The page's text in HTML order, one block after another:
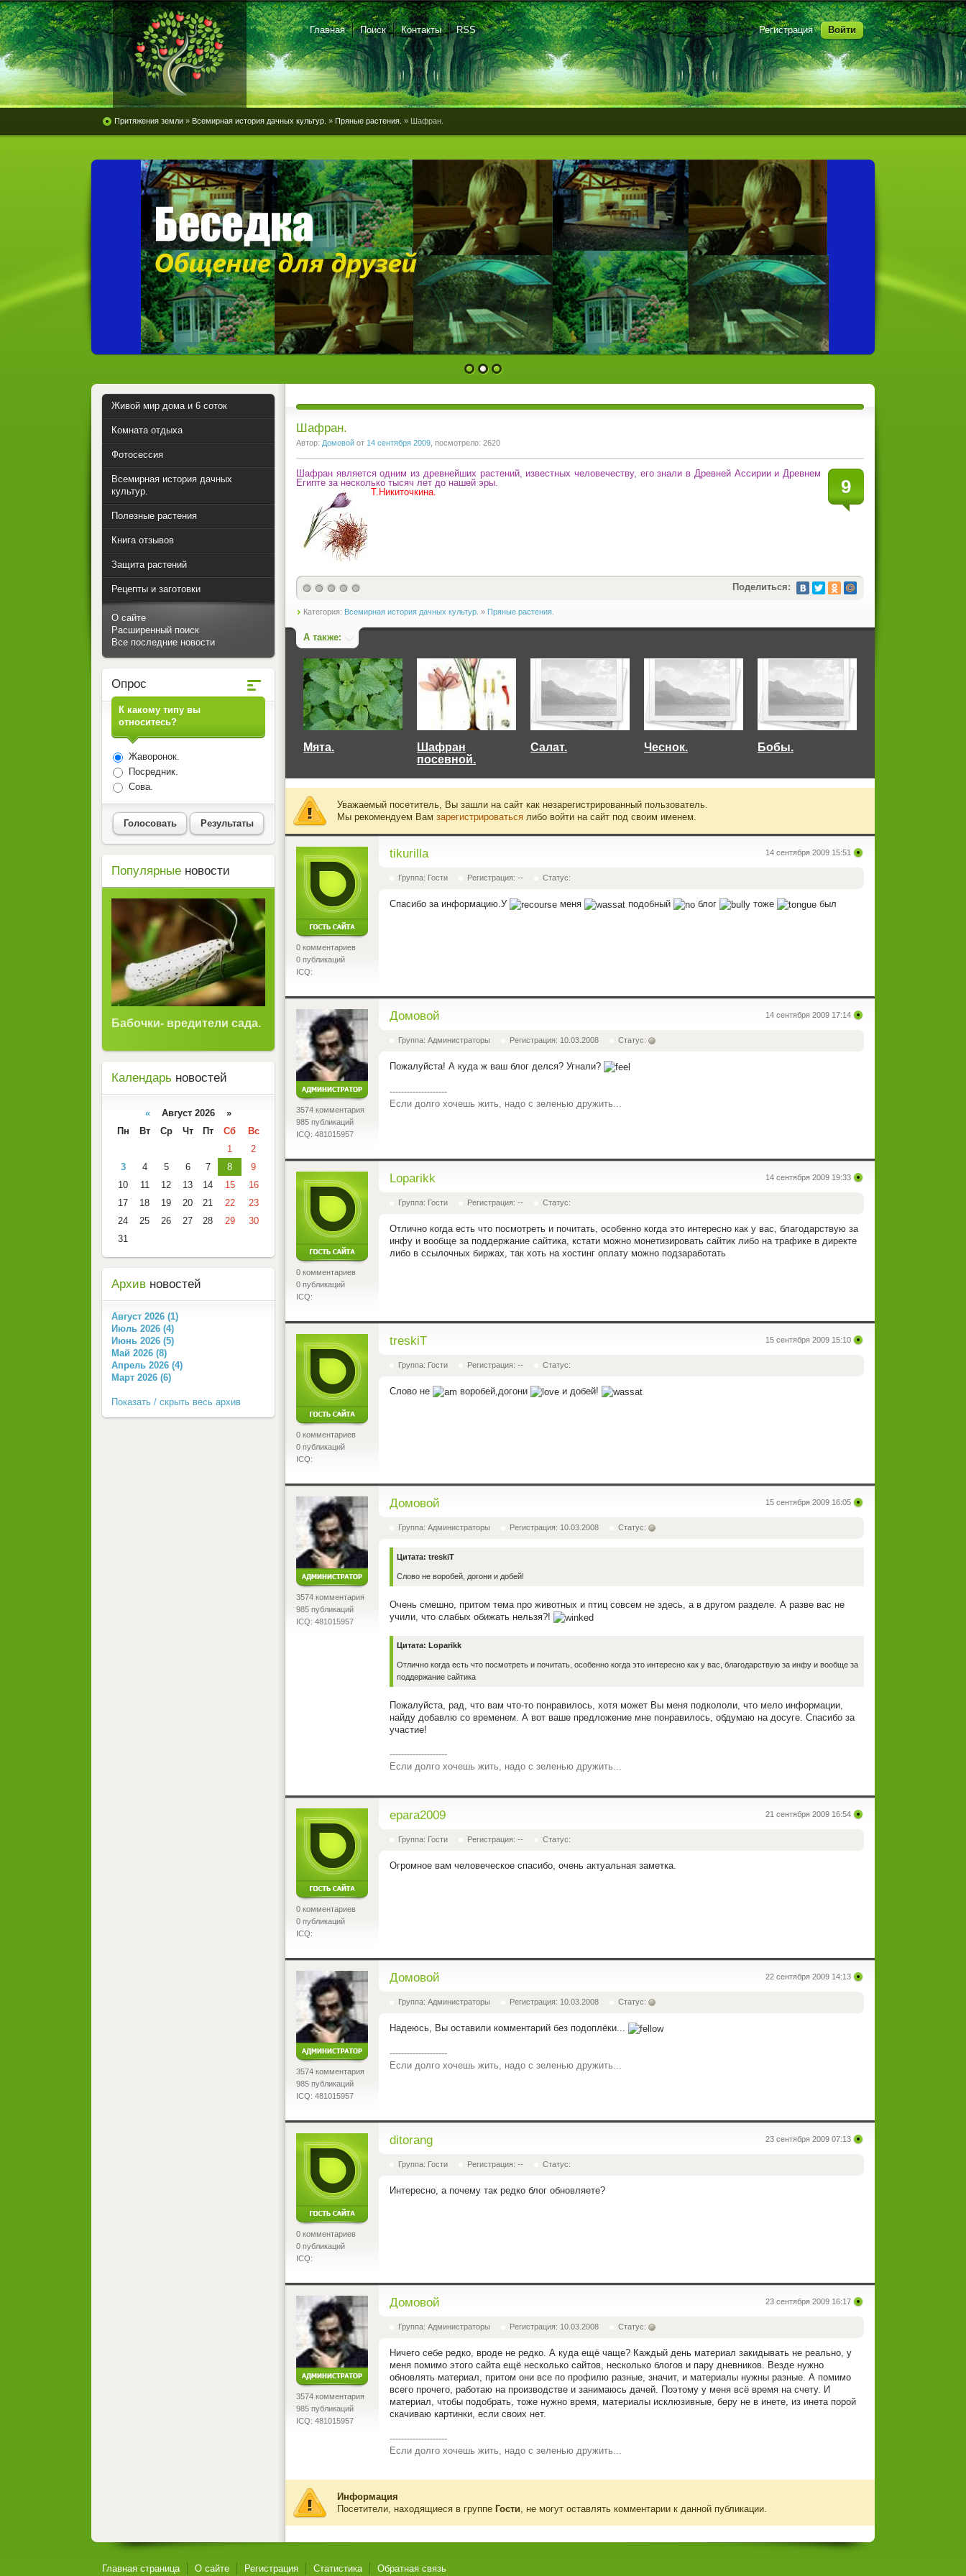
Регистрация Войти
Главная Поиск Контакты RSS
Притяжения земли » Всемирная история дачных культур. » Пряные растения. » Шафран.
1 2 3
Шафран.
Автор: Домовой от 14 сентября 2009 , посмотрело: 2620
9
Шафран является одним из древнейших растений, известных человечеству, его знали в Древней Ассирии и Древнем
Египте за несколько тысяч лет до нашей эры.
Т.Никиточкина.
Поделиться:
Категория: Всемирная история дачных культур. » Пряные растения.
А также:
Мята.
Шафран
посевной.
Салат. Чеснок. Бобы.
Уважаемый посетитель, Вы зашли на сайт как незарегистрированный пользователь.
Мы рекомендуем Вам зарегистрироваться либо войти на сайт под своим именем.
0 комментариев
0 публикаций
ICQ:
14 сентября 2009 15:51
tikurilla
Группа: Гости Регистрация: -- Статус:
Спасибо за информацию.У меня подобный блог тоже был
3574 комментария
985 публикаций
ICQ: 481015957
14 сентября 2009 17:14
Домовой
Группа: Администраторы Регистрация: 10.03.2008 Статус:
Пожалуйста! А куда ж ваш блог делся? Угнали?
--------------------
Если долго хочешь жить, надо с зеленью дружить...
0 комментариев
0 публикаций
ICQ:
14 сентября 2009 19:33
Loparikk
Группа: Гости Регистрация: -- Статус:
Отлично когда есть что посмотреть и почитать, особенно когда это интересно как у вас, благодарствую за
инфу и вообще за поддержание сайтика, кстати можно монетизировать сайтик либо на трафике в директе
либо в ссылочных биржах, так хоть на хостинг оплату можно подзаработать
0 комментариев
0 публикаций
ICQ:
15 сентября 2009 15:10
treskiT
Группа: Гости Регистрация: -- Статус:
Слово не воробей,догони и добей!
3574 комментария
985 публикаций
ICQ: 481015957
15 сентября 2009 16:05
Домовой
Группа: Администраторы Регистрация: 10.03.2008 Статус:
Цитата: treskiT
Слово не воробей, догони и добей!
Очень смешно, притом тема про животных и птиц совсем не здесь, а в другом разделе. А разве вас не
учили, что слабых обижать нельзя?!
Цитата: Loparikk
Отлично когда есть что посмотреть и почитать, особенно когда это интересно как у вас, благодарствую за инфу и вообще за
поддержание сайтика
Пожалуйста, рад, что вам что-то понравилось, хотя может Вы меня подкололи, что мело информации,
найду добавлю со временем. А вот ваше предложение мне понравилось, обдумаю на досуге. Спасибо за
участие!
--------------------
Если долго хочешь жить, надо с зеленью дружить...
0 комментариев
0 публикаций
ICQ:
21 сентября 2009 16:54
epara2009
Группа: Гости Регистрация: -- Статус:
Огромное вам человеческое спасибо , очень актуальная заметка.
3574 комментария
985 публикаций
ICQ: 481015957
22 сентября 2009 14:13
Домовой
Группа: Администраторы Регистрация: 10.03.2008 Статус:
Надеюсь, Вы оставили комментарий без подоплёки...
--------------------
Если долго хочешь жить, надо с зеленью дружить...
0 комментариев
0 публикаций
ICQ:
23 сентября 2009 07:13
ditorang
Группа: Гости Регистрация: -- Статус:
Интересно , а почему так редко блог обновляете?
3574 комментария
985 публикаций
ICQ: 481015957
23 сентября 2009 16:17
Домовой
Группа: Администраторы Регистрация: 10.03.2008 Статус:
Ничего себе редко, вроде не редко. А куда ещё чаще? Каждый день материал закидывать не реально, у
меня помимо этого сайта ещё несколько сайтов, несколько блогов и пару дневников. Везде нужно
обновлять материал, притом они все по профилю разные, значит, и материалы нужны разные. А помимо
всего прочего, работаю на производстве и занимаюсь дачей. Поэтому у меня всё время на счету. И
материал, чтобы подобрать, тоже нужно время, материалы исклюзивные, беру не в инете, из инета порой
скачиваю картинки, если своих нет.
--------------------
Если долго хочешь жить, надо с зеленью дружить...
Информация
Посетители, находящиеся в группе Гости , не могут оставлять комментарии к данной публикации.
Живой мир дома и 6 соток
Комната отдыха
Фотосессия
Всемирная история дачных
культур.
Полезные растения
Книга отзывов
Защита растений
Рецепты и заготовки
О сайте
Расширенный поиск
Все последние новости
Опрос
К какому типу вы
относитесь?
Жаворонок.
Посредник.
Сова.
Голосовать Результаты
Популярные новости
Бабочки- вредители сада.
Календарь новостей
« Август 2026 »
Пн
Вт Ср Чт Пт Сб
Вс
1
2
3
4 5 6 7 8
9
10
11 12 13 14 15
16
17
18 19 20 21 22
23
24
25 26 27 28 29
30
31
Архив новостей
Август 2026 (1)
Июль 2026 (4)
Июнь 2026 (5)
Май 2026 (8)
Апрель 2026 (4)
Март 2026 (6)
Показать / скрыть весь архив
Главная страница О сайте Регистрация Статистика Обратная связь